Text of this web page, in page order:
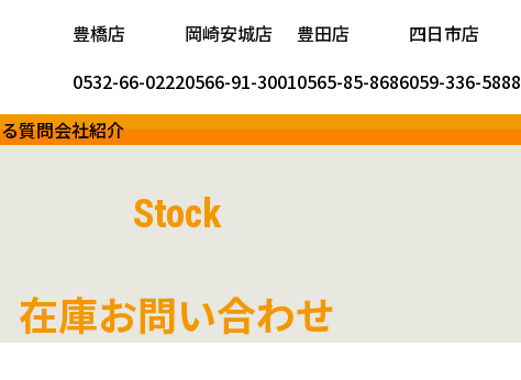
豊橋店
0532-66-0222
岡崎安城店
0566-91-3001
豊田店
0565-85-8686
四日市店
059-336-5888
質問会社紹介
在庫お問い合わせ
Stock